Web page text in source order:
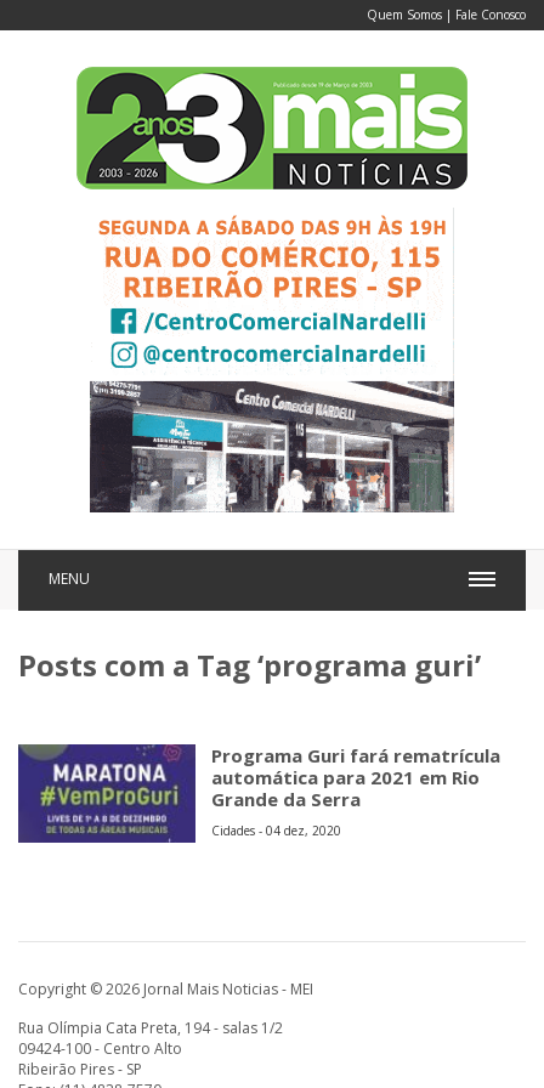
Quem Somos | Fale Conosco
MENU
Posts com a Tag ‘programa guri’
Programa Guri fará rematrícula
automática para 2021 em Rio
Grande da Serra
Cidades - 04 dez, 2020
Copyright © 2026 Jornal Mais Noticias - MEI
Rua Olímpia Cata Preta, 194 - salas 1/2
09424-100 - Centro Alto
Ribeirão Pires - SP